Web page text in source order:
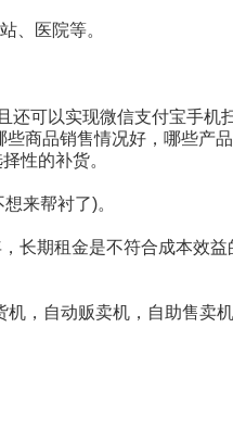
、医院等。
可以实现微信支付宝手机
商品销售情况好，哪些产
性的补货。
来帮衬了)。
长期租金是不符合成本效